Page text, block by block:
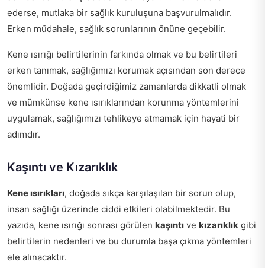
ederse, mutlaka bir sağlık kuruluşuna başvurulmalıdır.
Erken müdahale, sağlık sorunlarının önüne geçebilir.
Kene ısırığı belirtilerinin farkında olmak ve bu belirtileri
erken tanımak, sağlığımızı korumak açısından son derece
önemlidir. Doğada geçirdiğimiz zamanlarda dikkatli olmak
ve mümkünse kene ısırıklarından korunma yöntemlerini
uygulamak, sağlığımızı tehlikeye atmamak için hayati bir
adımdır.
Kaşıntı ve Kızarıklık
Kene ısırıkları, doğada sıkça karşılaşılan bir sorun olup,
insan sağlığı üzerinde ciddi etkileri olabilmektedir. Bu
yazıda, kene ısırığı sonrası görülen kaşıntı ve kızarıklık gibi
belirtilerin nedenleri ve bu durumla başa çıkma yöntemleri
ele alınacaktır.